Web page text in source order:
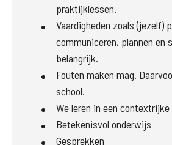
praktijklessen.
Vaardigheden zoals (jezelf)
communiceren, plannen en
belangrijk.
Fouten maken mag.
school.
We leren in een contextrijke
Betekenisvol onderwijs
Gesprekken